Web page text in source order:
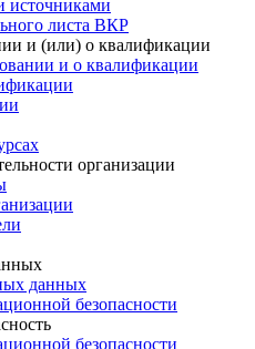
листа ВКР
и (или) о квалификации
и о квалификации
организации
данных
безопасности
безопасности